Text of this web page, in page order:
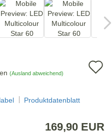
(Ausland abweichend)
Produktdatenblatt
169,90 EUR